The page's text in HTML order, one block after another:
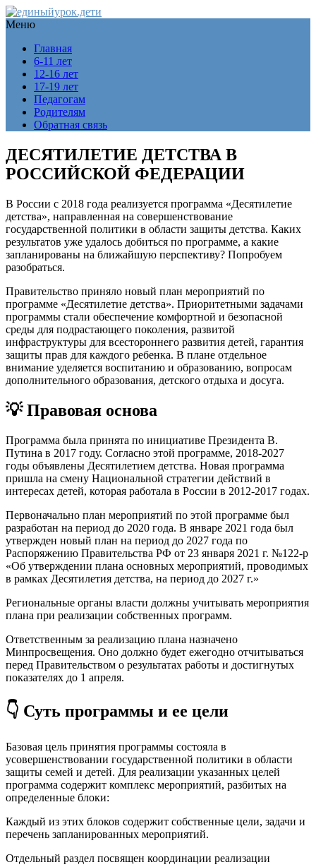
Меню
Главная
6-11 лет
12-16 лет
17-19 лет
Педагогам
Родителям
Обратная связь
ДЕСЯТИЛЕТИЕ ДЕТСТВА В
РОССИЙСКОЙ ФЕДЕРАЦИИ
В России с 2018 года реализуется программа «Десятилетие
детства», направленная на совершенствование
государственной политики в области защиты детства. Каких
результатов уже удалось добиться по программе, а какие
запланированы на ближайшую перспективу? Попробуем
разобраться.
Правительство приняло новый план мероприятий по
программе «Десятилетие детства». Приоритетными задачами
программы стали обеспечение комфортной и безопасной
среды для подрастающего поколения, развитой
инфраструктуры для всестороннего развития детей, гарантия
защиты прав для каждого ребенка. В плане отдельное
внимание уделяется воспитанию и образованию, вопросам
дополнительного образования, детского отдыха и досуга.
💡 Правовая основа
Программа была принята по инициативе Президента В.
Путина в 2017 году. Согласно этой программе, 2018-2027
годы объявлены Десятилетием детства. Новая программа
пришла на смену Национальной стратегии действий в
интересах детей, которая работала в России в 2012-2017 годах.
Первоначально план мероприятий по этой программе был
разработан на период до 2020 года. В январе 2021 года был
утвержден новый план на период до 2027 года по
Распоряжению Правительства РФ от 23 января 2021 г. №122-р
«Об утверждении плана основных мероприятий, проводимых
в рамках Десятилетия детства, на период до 2027 г.»
Региональные органы власти должны учитывать мероприятия
плана при реализации собственных программ.
Ответственным за реализацию плана назначено
Минпросвещения. Оно должно будет ежегодно отчитываться
перед Правительством о результатах работы и достигнутых
показателях до 1 апреля.
👇 Суть программы и ее цели
Базовая цель принятия программы состояла в
усовершенствовании государственной политики в области
защиты семей и детей. Для реализации указанных целей
программа содержит комплекс мероприятий, разбитых на
определенные блоки:
Каждый из этих блоков содержит собственные цели, задачи и
перечень запланированных мероприятий.
Отдельный раздел посвящен координации реализации